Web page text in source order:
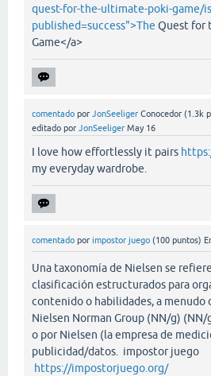
quest-for-the-ultimate-poki-game/
published=success">The Quest for
Game</a>
comentado por JonSeeliger Conocedor (1.3k
editado por JonSeeliger May 16
I love how effortlessly it pairs
my everyday wardrobe.
comentado por impostor juego (100 puntos)
Una taxonomía de Nielsen se
clasificación estructurados para
contenido o habilidades, a menudo
Nielsen Norman Group (NN/g)
o por Nielsen (la empresa de
publicidad/datos. impostor juego
https://impostorjuego.org/